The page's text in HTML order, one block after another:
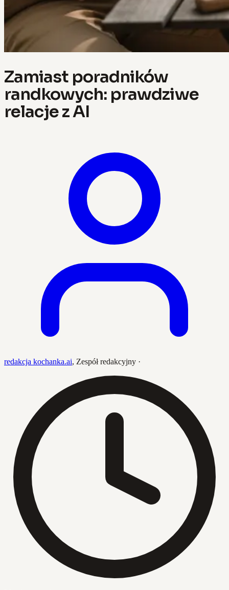
Zamiast poradników
randkowych: prawdziwe
relacje z AI
redakcja kochanka.ai, Zespół redakcyjny ·